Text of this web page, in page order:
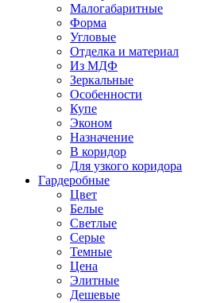
Малогабаритные
Форма
Угловые
Отделка и материал
Из МДФ
Зеркальные
Особенности
Купе
Эконом
Назначение
В коридор
Для узкого коридора
Гардеробные
Цвет
Белые
Светлые
Серые
Темные
Цена
Элитные
Дешевые